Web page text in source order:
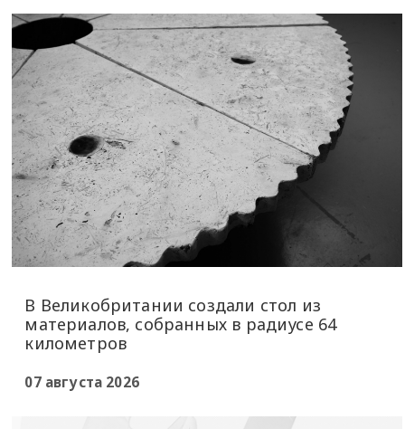
В Великобритании создали стол из
материалов, собранных в радиусе 64
километров
07 августа 2026